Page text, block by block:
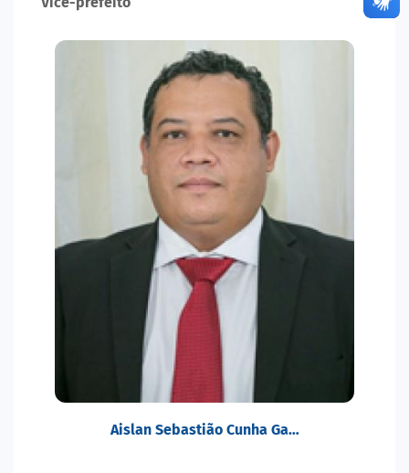
Aislan Sebastião Cunha Ga…